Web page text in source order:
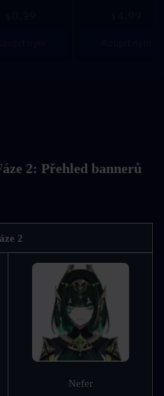
2: Přehled bannerů
2
Nefer